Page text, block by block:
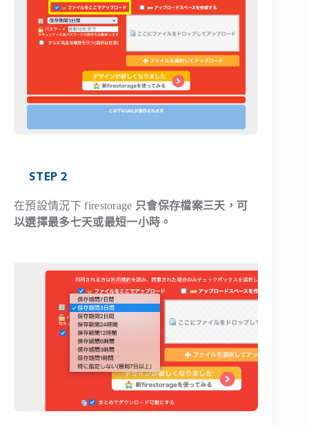
STEP 2
在預設情況下 firestorage 只會保存檔案三天，可
以選擇最多七天或最短一小時。